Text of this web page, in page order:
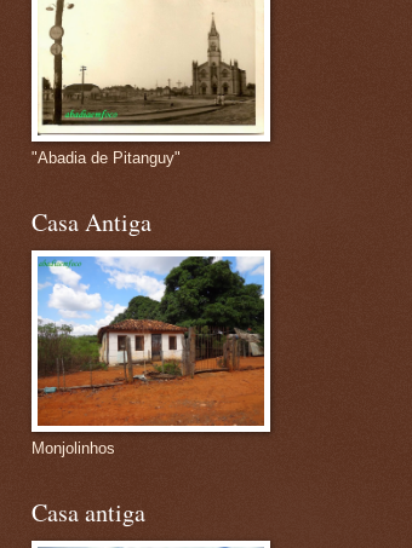
"Abadia de Pitanguy"
Casa Antiga
Monjolinhos
Casa antiga